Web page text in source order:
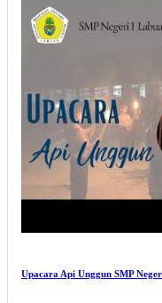
Upacara Api Unggun SMP